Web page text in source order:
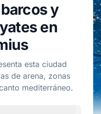
y
en
esta ciudad
de arena, zonas
mediterráneo.